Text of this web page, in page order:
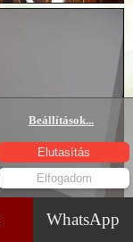
WhatsApp
Beállítások...
Elutasítás
Elfogadom